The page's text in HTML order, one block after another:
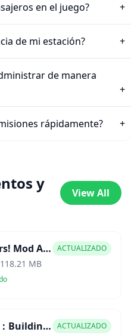
en el juego?
de mi estación?
de manera
rápidamente?
y
View All
We Are Warriors! Mod APK ACTUALIZADO
118.21 MB
Block Craft 3D：Building Game Mod APK ACTUALIZADO